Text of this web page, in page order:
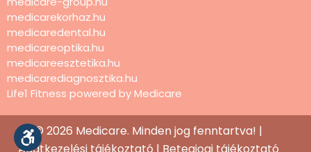
medicarekorhaz.hu
medicaredental.hu
medicareoptika.hu
medicareesztetika.hu
medicarediagnosztika.hu
Life1 Fitness powered by Medicare
© 2026 Medicare. Minden jog fenntartva! |
Adatkezelési tájékoztató | Betegjogi tájékoztató